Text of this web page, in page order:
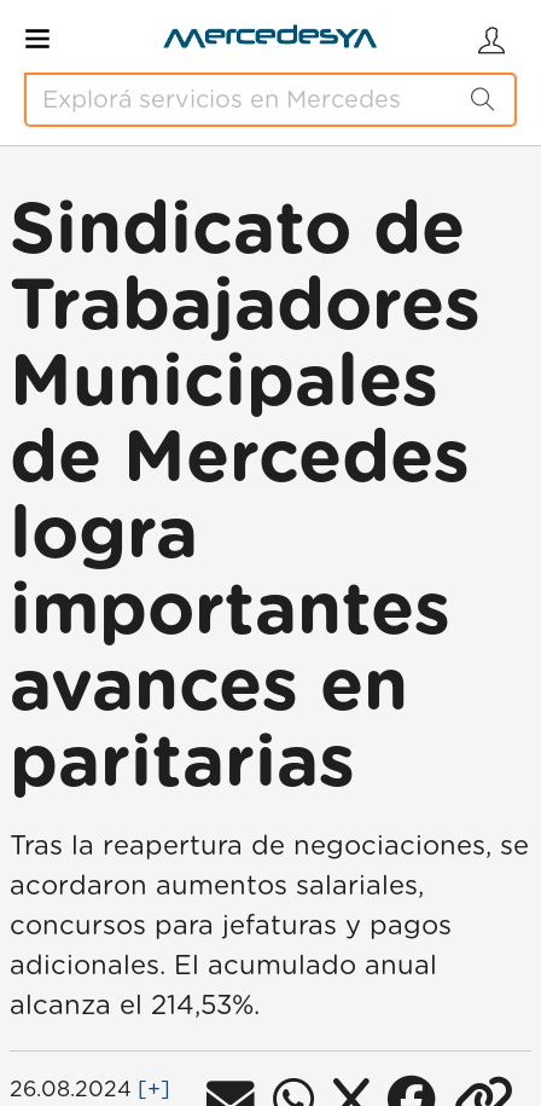
Sindicato de
Trabajadores
Municipales
de Mercedes
logra
importantes
avances en
paritarias
Tras la reapertura de negociaciones, se
acordaron aumentos salariales,
concursos para jefaturas y pagos
adicionales. El acumulado anual
alcanza el 214,53%.
26.08.2024 [+]